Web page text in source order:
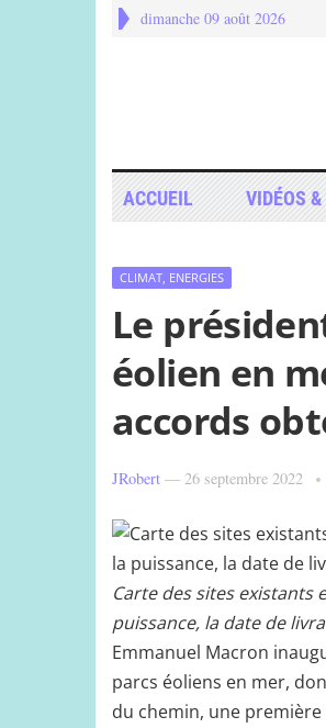
dimanche 09 août 2026
ACCUEIL VIDÉOS
CLIMAT, ENERGIES
Le
éolien en
accords
JRobert — 26 septembre 2022
Carte des sites existants
puissance, la date de
Emmanuel Macron
parcs éoliens en mer,
du chemin, une